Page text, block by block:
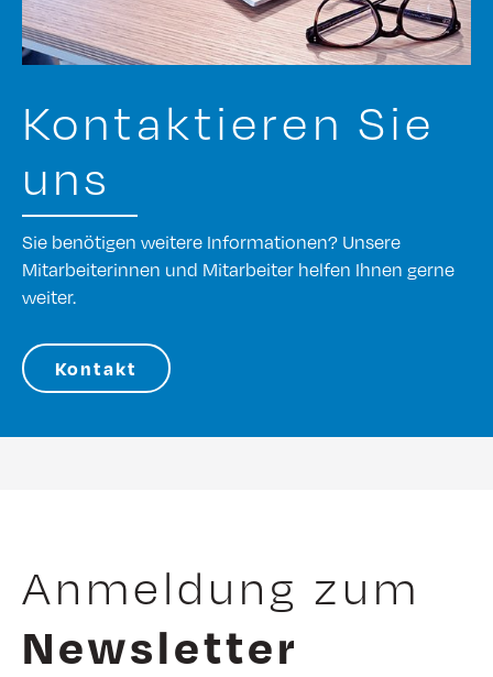
Kontaktieren Sie
uns
Sie benötigen weitere Informationen? Unsere
Mitarbeiterinnen und Mitarbeiter helfen Ihnen gerne
weiter.
Kontakt
Anmeldung zum
Newsletter